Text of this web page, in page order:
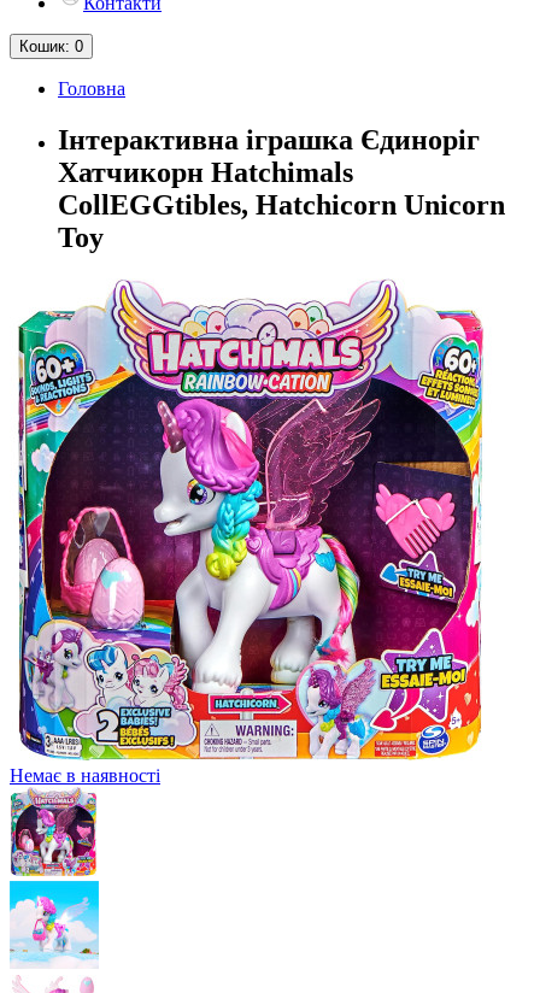
Кошик: 0
Головна
Інтерактивна іграшка Єдиноріг
Хатчикорн Hatchimals
CollEGGtibles, Hatchicorn Unicorn
Toy
Немає в наявності